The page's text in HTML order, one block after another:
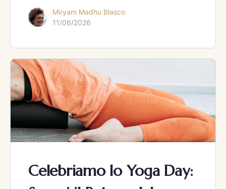
Miryam Madhu Blasco
11/06/2026
Celebriamo lo Yoga Day: